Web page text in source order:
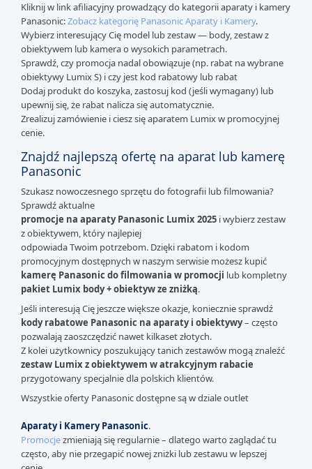
Kliknij w link afiliacyjny prowadzący do kategorii aparaty i kamery
Panasonic:Zobacz kategorię Panasonic Aparaty i Kamery.
Wybierz interesujący Cię model lub zestaw — body, zestaw z
obiektywem lub kamera o wysokich parametrach.
Sprawdź, czy promocja nadal obowiązuje (np. rabat na wybrane
obiektywy Lumix S) i czy jest kod rabatowy lub rabat
Dodaj produkt do koszyka, zastosuj kod (jeśli wymagany) lub
upewnij się, że rabat nalicza się automatycznie.
Zrealizuj zamówienie i ciesz się aparatem Lumix w promocyjnej
cenie.
Znajdź najlepszą ofertę na aparat lub kamerę
Panasonic
Szukasz nowoczesnego sprzętu do fotografii lub filmowania?
Sprawdź aktualne
promocje na aparaty Panasonic Lumix 2025 i wybierz zestaw
z obiektywem, który najlepiej
odpowiada Twoim potrzebom. Dzięki rabatom i kodom
promocyjnym dostępnych w naszym serwisie możesz kupić
kamerę Panasonic do filmowania w promocji lub kompletny
pakiet Lumix body + obiektyw ze zniżką.
Jeśli interesują Cię jeszcze większe okazje, koniecznie sprawdź
kody rabatowe Panasonic na aparaty i obiektywy– często
pozwalają zaoszczędzić nawet kilkaset złotych.
Z kolei użytkownicy poszukujący tanich zestawów mogą znaleźć
zestaw Lumix z obiektywem w atrakcyjnym rabacie
przygotowany specjalnie dla polskich klientów.
Wszystkie oferty Panasonic dostępne są w dziale outlet
Aparaty i Kamery Panasonic.
Promocjezmieniają się regularnie – dlatego warto zaglądać tu
często, aby nie przegapić nowej zniżki lub zestawu w lepszej